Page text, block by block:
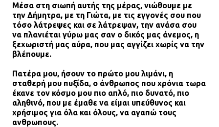
Μέσα στη σιωπή αυτής της μέρας, νιώθουμε με
την Δήμητρα, με τη Γιώτα, με τις εγγονές σου που
τόσο λάτρεψες και σε λάτρεψαν, την ανάσα σου
να πλανιέται γύρω μας σαν ο δικός μας άνεμος, η
ξεχωριστή μας αύρα, που μας αγγίζει χωρίς να την
βλέπουμε.
Πατέρα μου, ήσουν το πρώτο μου λιμάνι, η
σταθερή μου πυξίδα, ο άνθρωπος που χρόνια τωρα
έκανε τον κόσμο μου πιο απλό, πιο δυνατό, πιο
αληθινό, που με έμαθε να είμαι υπεύθυνος και
χρήσιμος για όλα και όλους, να αγαπώ τους
ανθρωπους.